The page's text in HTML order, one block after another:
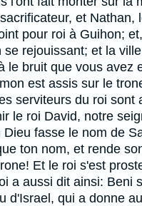
et Nathan,
pour roi à Guihon;
se rejouissant; et la
le bruit que vous avez
est assis sur le
serviteurs du roi sont
le roi David, notre
fasse le nom de
ton nom, et rende
Et le roi s'est
a aussi dit ainsi: Beni
d'Israel, qui a donne